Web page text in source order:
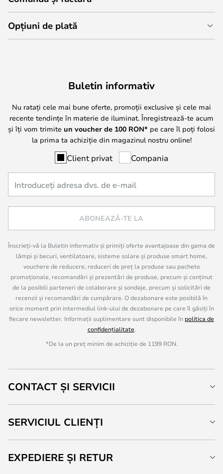
Opțiuni de plată
Buletin informativ
Nu ratați cele mai bune oferte, promoții exclusive și cele mai
recente tendințe în materie de iluminat. Înregistrează-te acum
și îți vom trimite un voucher de 100 RON* pe care îl poți folosi
la prima ta achiziție din magazinul nostru online!
Client privat Compania
ABONEAZĂ-TE LA
Înscrieți-vă la Buletin informativ și primiți oferte avantajoase din gama de
lămpi și becuri, ventilatoare, sisteme solare și produse smart home,
vouchere de reducere, reduceri de preț la produse sau pachete
promoționale, recomandări și prezentări de produse, precum și conținut
de la posibili parteneri de colaborare și sondaje, precum și solicitări de
recenzii și recomandări de cumpărare. O dezabonare este posibilă în
orice moment prin intermediul link-ului de dezabonare pe care îl găsiți în
fiecare newsletter. Informații suplimentare sunt disponibile în politica de
confidențialitate.
*De la un preț minim de achiziție de 1199 RON.
CONTACT ȘI SERVICII
SERVICIUL CLIENȚI
EXPEDIERE ȘI RETUR